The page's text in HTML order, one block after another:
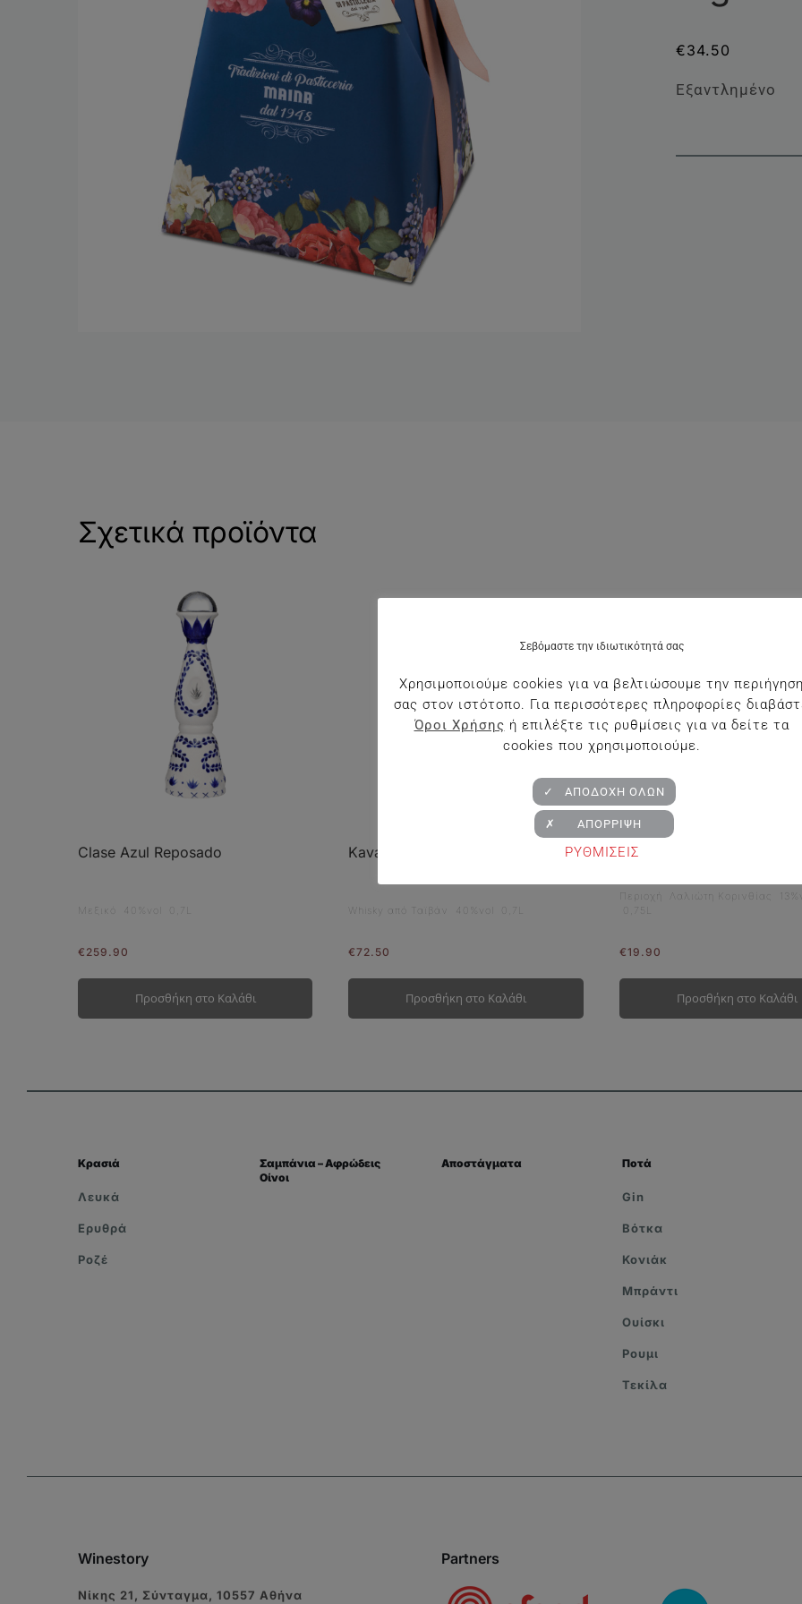
€34.50
Εξαντλημένο
Σχετικά προϊόντα
Clase Azul Reposado
Μεξικό 40%vol 0,7L
€ 259.90
Προσθήκη στο Καλάθι
Kavalan Classic Single Malt
Whisky από Ταϊβάν 40%vol 0,7L
€72.50
Προσθήκη στο Καλάθι
Κτήμα Παπαργυρίου The
Περιοχή Λαλιώτη Κορινθίας
0,75L
€19.90
Προσθήκη στο Καλάθι
Κρασιά
Λευκά
Ερυθρά
Ροζέ
Σαμπάνια – Αφρώδεις
Οίνοι
Αποστάγματα Ποτά
Gin
Βότκα
Κονιάκ
Μπράντι
Ουίσκι
Ρουμι
Τεκίλα
Winestory
Νίκης 21, Σύνταγμα, 10557 Αθήνα
Partners
Σεβόμαστε την ιδιωτικότητά σας
Χρησιμοποιούμε cookies για να βελτιώσουμε την
σας στον ιστότοπο. Για περισσότερες πληροφορίες
Όροι Χρήσης ή επιλέξτε τις ρυθμίσεις για να δείτε τα
cookies που χρησιμοποιούμε.
ΡΥΘΜΙΣΕΙΣ
✓ ΑΠΟΔΟΧΗ ΟΛΩΝ
✗ ΑΠΟΡΡΙΨΗ